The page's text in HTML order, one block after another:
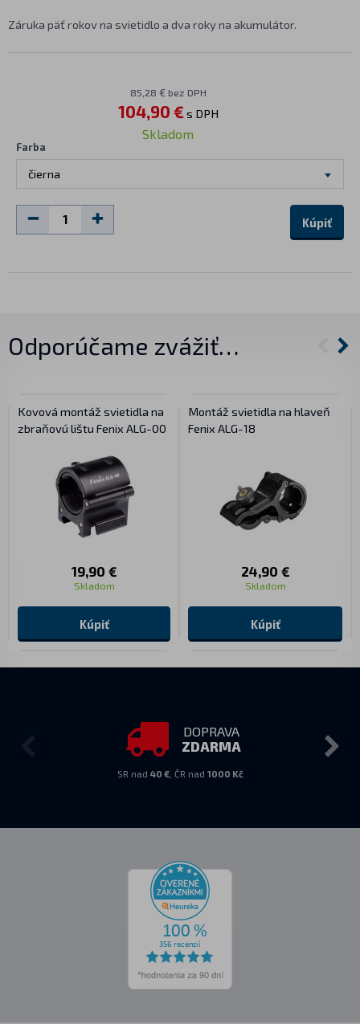
Záruka päť rokov na svietidlo a dva roky na akumulátor.
85,28 € bez DPH
104,90 €s DPH
Skladom
Farba
čierna
Kúpiť
Odporúčame zvážiť…
Kovová montáž svietidla na
zbraňovú lištu Fenix ALG-00
19,90 €
Skladom
Kúpiť
Montáž svietidla na hlaveň
Fenix ALG-18
24,90 €
Skladom
Kúpiť
DOPRAVA
ZDARMA
SR nad 40 €, ČR nad 1000 Kč